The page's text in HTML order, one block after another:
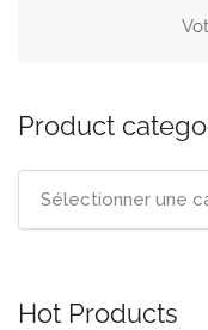
Product
Sélectionner une
Hot Products